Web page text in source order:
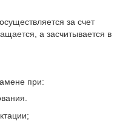
за счет
а засчитывается в
при: